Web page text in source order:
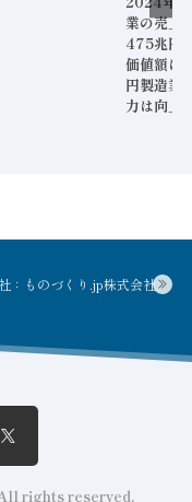
業の売上
475兆円
価値額は
円製造業
力は向上
：ものづくり.jp株式会社
rights reserved.